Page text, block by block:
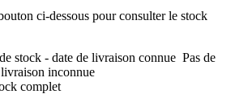
ci-dessous pour consulter le stock
stock - date de livraison connue Pas de
inconnue
complet